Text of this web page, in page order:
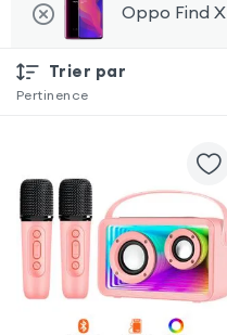
Oppo Find X
Trier par
Pertinence